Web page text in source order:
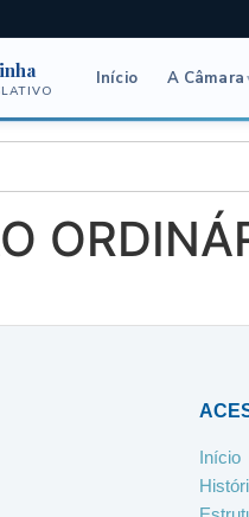
Início A Câmara
Início